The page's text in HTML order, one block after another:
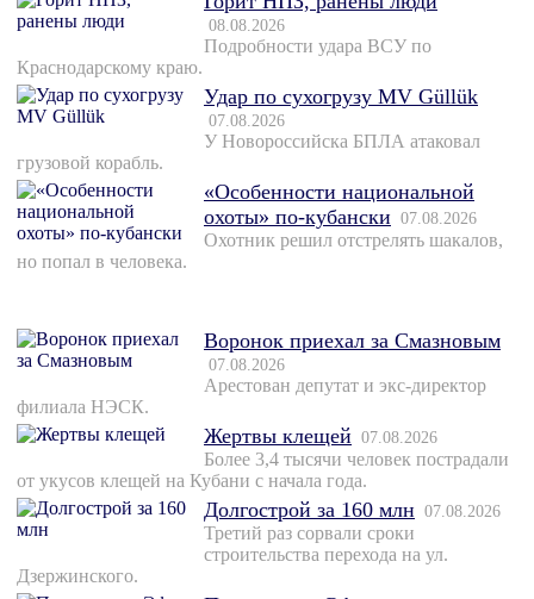
08.08.2026
Подробности удара ВСУ по
Краснодарскому краю.
Удар по сухогрузу MV Güllük
07.08.2026
У Новороссийска БПЛА атаковал
грузовой корабль.
«Особенности национальной
охоты» по-кубански 07.08.2026
Охотник решил отстрелять шакалов,
но попал в человека.
Воронок приехал за Смазновым
07.08.2026
Арестован депутат и экс-директор
филиала НЭСК.
Жертвы клещей 07.08.2026
Более 3,4 тысячи человек пострадали
от укусов клещей на Кубани с начала года.
Долгострой за 160 млн 07.08.2026
Третий раз сорвали сроки
строительства перехода на ул.
Дзержинского.